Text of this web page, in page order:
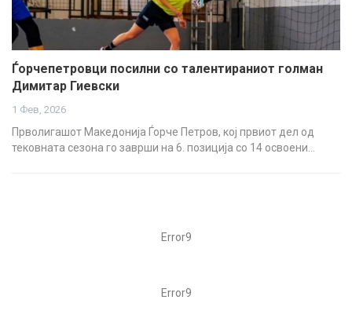
Ѓорчепетровци посилни со талентираниот голман
Димитар Гиевски
1 Фев, 2026
Прволигашот Македонија Ѓорче Петров, кој првиот дел од
тековната сезона го заврши на 6. позиција со 14 освоени…
Error9
Error9